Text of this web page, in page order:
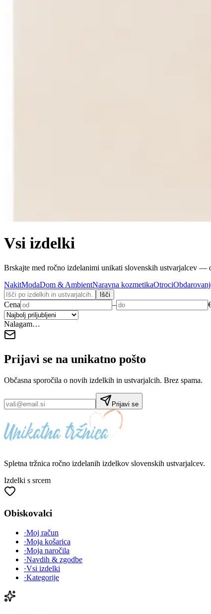
Vsi izdelki
Brskajte med ročno izdelanimi unikati slovenskih ustvarjalcev —
NakitModaDom & AmbientNaravna kozmetikaOtroci
Išči
Cena –
Nalagam…
Prijavi se na unikatno pošto
Občasna sporočila o novih izdelkih in ustvarjalcih. Brez spama.
Prijavi se
Spletna tržnica ročno izdelanih izdelkov slovenskih ustvarjalcev.
Izdelki s srcem
Obiskovalci
·Moj račun
·Moja košarica
·Moja naročila
·Navdih & zgodbe
·Vsi izdelki
·Kategorije